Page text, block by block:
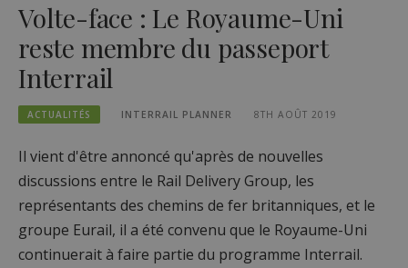
Volte-face : Le Royaume-Uni
reste membre du passeport
Interrail
ACTUALITÉS INTERRAIL PLANNER 8TH AOÛT 2019
Il vient d'être annoncé qu'après de nouvelles
discussions entre le Rail Delivery Group, les
représentants des chemins de fer britanniques, et le
groupe Eurail, il a été convenu que le Royaume-Uni
continuerait à faire partie du programme Interrail.